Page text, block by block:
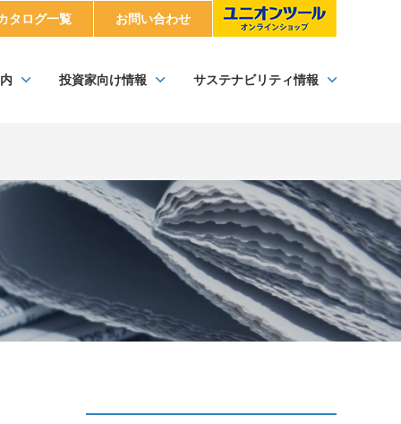
タログ一覧 お問い合わせ
投資家向け情報 サステナビリティ情報